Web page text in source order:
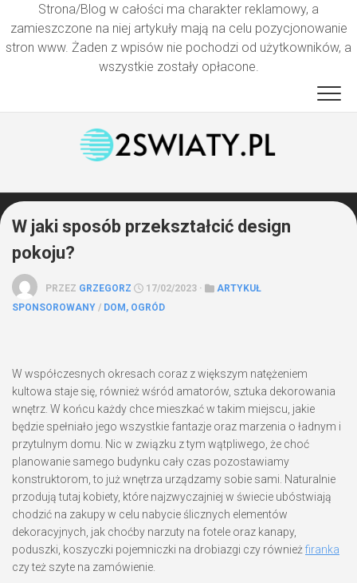
Strona/Blog w całości ma charakter reklamowy, a
zamieszczone na niej artykuły mają na celu pozycjonowanie
stron www. Żaden z wpisów nie pochodzi od użytkowników, a
wszystkie zostały opłacone.
W jaki sposób przekształcić design
pokoju?
PRZEZ GRZEGORZ 17/02/2023 ·
ARTYKUŁ
SPONSOROWANY / DOM, OGRÓD
W współczesnych okresach coraz z większym natężeniem
kultowa staje się, również wśród amatorów, sztuka dekorowania
wnętrz. W końcu każdy chce mieszkać w takim miejscu, jakie
będzie spełniało jego wszystkie fantazje oraz marzenia o ładnym i
przytulnym domu. Nic w związku z tym wątpliwego, że choć
planowanie samego budynku cały czas pozostawiamy
konstruktorom, to już wnętrza urządzamy sobie sami. Naturalnie
przodują tutaj kobiety, które najzwyczajniej w świecie ubóstwiają
chodzić na zakupy w celu nabycie ślicznych elementów
dekoracyjnych, jak choćby narzuty na fotele oraz kanapy,
poduszki, koszyczki pojemniczki na drobiazgi czy również firanka
czy też szyte na zamówienie.